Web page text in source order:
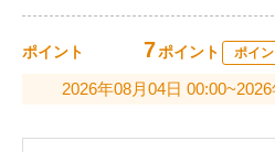
ポイント 7ポイント ポイ
2026年08月04日